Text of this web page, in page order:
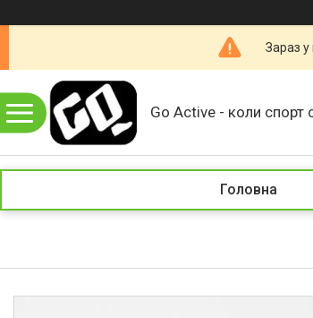
Зараз у
Go Active - коли спорт
Головна